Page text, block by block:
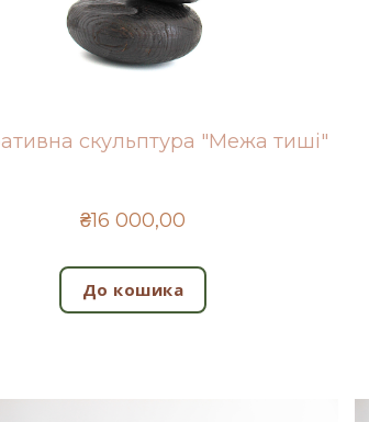
скульптура "Межа тиші"
₴16 000,00
До кошика